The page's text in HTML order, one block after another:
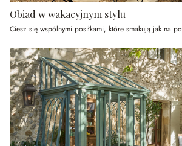
Obiad w wakacyjnym stylu
Ciesz się wspólnymi posiłkami, które smakują jak na